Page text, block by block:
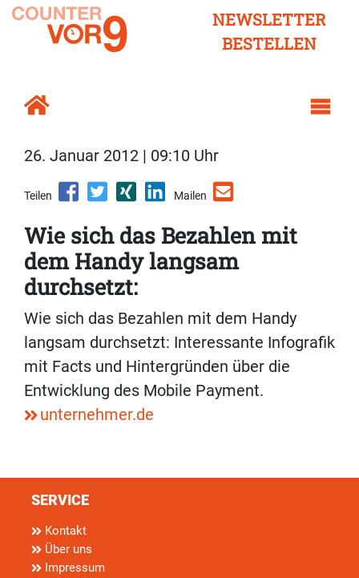
NEWSLETTER
BESTELLEN
26. Januar 2012 | 09:10 Uhr
Teilen Mailen
Wie sich das Bezahlen mit
dem Handy langsam
durchsetzt:
Wie sich das Bezahlen mit dem Handy
langsam durchsetzt: Interessante Infografik
mit Facts und Hintergründen über die
Entwicklung des Mobile Payment.
unternehmer.de
SERVICE
Kontakt
Über uns
Impressum